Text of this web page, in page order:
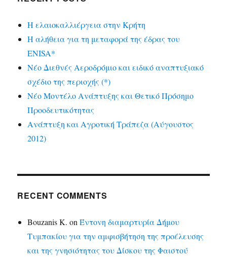
Η ελαιοκαλλιέργεια στην Κρήτη
Η αλήθεια για τη μεταφορά της έδρας του
ENISA*
Νέο Διεθνές Αεροδρόμιο και ειδικό αναπτυξιακό
σχέδιο της περιοχής (*)
Νέο Μοντέλο Ανάπτυξης και Θετικό Πρόσημο
Προοδευτικότητας
Ανάπτυξη και Αγροτική Τράπεζα (Αύγουστος
2012)
RECENT COMMENTS
Bouzanis K. onΈντονη διαμαρτυρία Δήμου
Τυμπακίου για την αμφισβήτηση της προέλευσης
και της γνησιότητας του Δίσκου της Φαιστού